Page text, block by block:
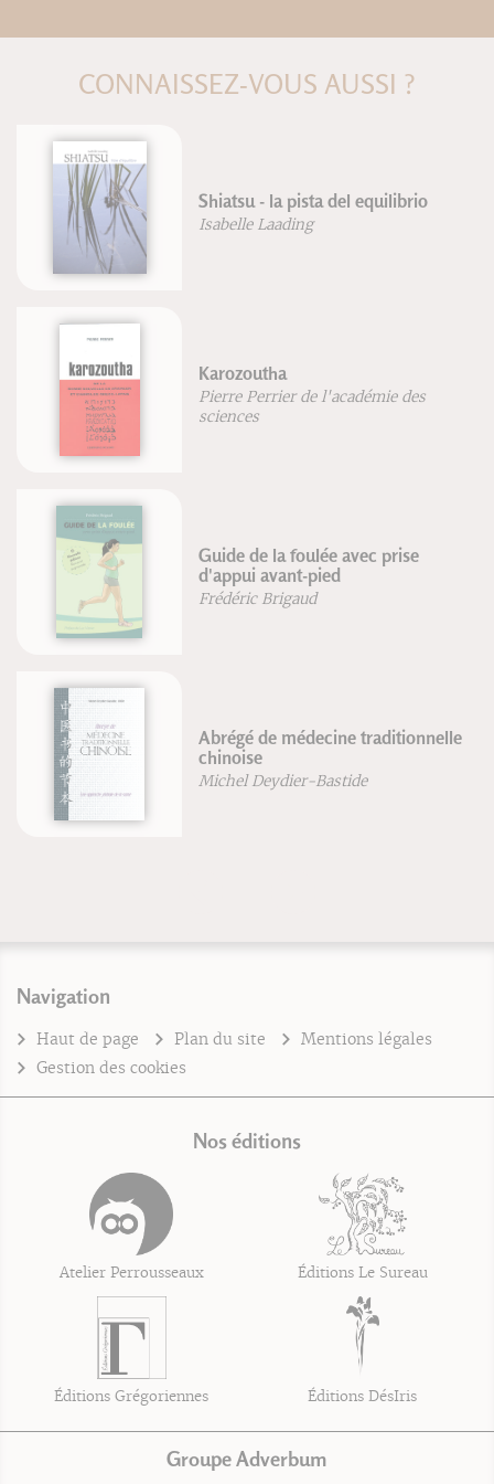
CONNAISSEZ-VOUS AUSSI ?
Envie de chanter ?
Marie-Laure Potel
Zen simple assise
Neurotraining et optimisation de
la performance au tennis
Jérôme Gori
ePub : Les lieux sacrés
Navigation
Haut de page Plan du site
Mentions légales
Gestion des cookies
Nos éditions
Atelier Perrousseaux Éditions Le Sureau
Éditions Grégoriennes Éditions DésIris
Groupe Adverbum